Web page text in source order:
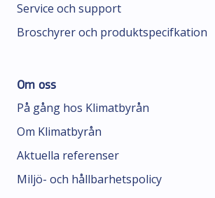
Service och support
Broschyrer och produktspecifkation
Om oss
På gång hos Klimatbyrån
Om Klimatbyrån
Aktuella referenser
Miljö- och hållbarhetspolicy